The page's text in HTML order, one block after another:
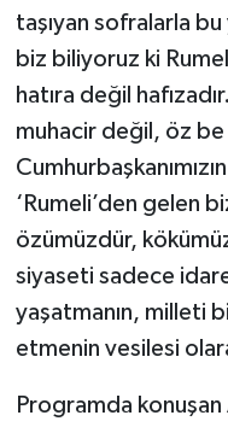
taşıyan sofralarla
biz biliyoruz ki
hatıra değil
muhacir değil, öz be
‘Rumeli’den gelen
özümüzdür,
siyaseti sadece
yaşatmanın, milleti
etmenin vesilesi
Programda konuşan